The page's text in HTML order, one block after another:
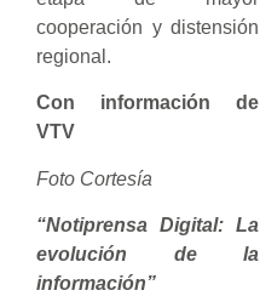
cooperación y distensión
regional.
Con información de
VTV
Foto Cortesía
“Notiprensa Digital: La
evolución de la
información”